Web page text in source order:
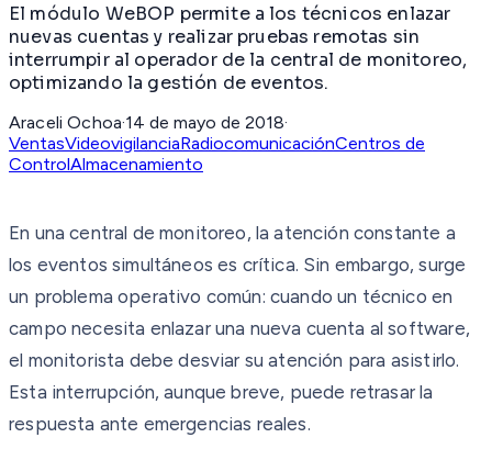
El módulo WeBOP permite a los técnicos enlazar
nuevas cuentas y realizar pruebas remotas sin
interrumpir al operador de la central de monitoreo,
optimizando la gestión de eventos.
Araceli Ochoa·14 de mayo de 2018·
VentasVideovigilanciaRadiocomunicaciónCentros de
ControlAlmacenamiento
En una central de monitoreo, la atención constante a
los eventos simultáneos es crítica. Sin embargo, surge
un problema operativo común: cuando un técnico en
campo necesita enlazar una nueva cuenta al software,
el monitorista debe desviar su atención para asistirlo.
Esta interrupción, aunque breve, puede retrasar la
respuesta ante emergencias reales.